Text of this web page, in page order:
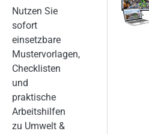
Nutzen Sie
sofort
einsetzbare
Mustervorlagen,
Checklisten
und
praktische
Arbeitshilfen
zu Umwelt &